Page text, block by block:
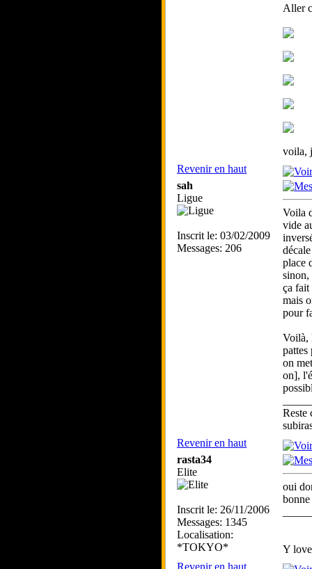
Aller
voila,
Revenir en haut
sah
Ligue
Inscrit le: 03/02/2009
Messages: 206
Voila
vide
place
sinon,
ça fait
mais
pour
Voilà,
pattes
on
on],
Reste
Revenir en haut
rasta34
Elite
Inscrit le: 26/11/2006
Messages: 1345
Localisation:
*TOKYO*
oui
Y
Revenir en haut